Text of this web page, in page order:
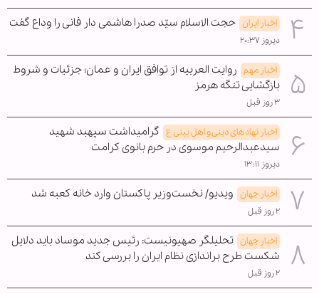
اخبار ایران حجت الاسلام سیّد صدرا هاشمی دار فانی را وداع گفت
دیروز ۲۰:۳۷
اخبار مهم روایت العربیه از توافق ایران و عمان؛ جزئیات و شروط
بازگشایی تنگه هرمز
۳ روز قبل
اخبار نهادهای دینی و اهل بیتی ع گرامیداشت سپهبد شهید
سیدعبدالرحیم موسوی در حرم بانوی کرامت
دیروز ۱۳:۱۱
اخبار جهان ویدیو/ نخست‌وزیر پاکستان وارد خانه کعبه شد
۲ روز قبل
اخبار جهان تحلیلگر صهیونیست: رئیس جدید موساد باید دلایل
شکست طرح براندازی نظام ایران را بررسی کند
۲ روز قبل